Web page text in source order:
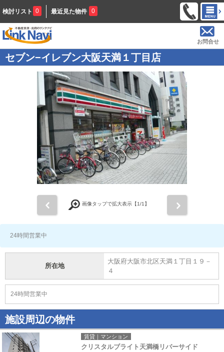
検討リスト 0 最近見た物件 0
お問合せ
セブン−イレブン大阪天満１丁目店
画像タップで拡大表示【1/1】
24時間営業中
所在地
大阪府大阪市北区天満１丁目１９－
４
24時間営業中
施設周辺の物件
賃貸｜マンション
クリスタルブライト天満橋リバーサイド